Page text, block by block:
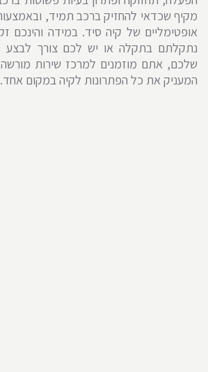
מקיף שכדאי להחזיק ברכב תמיד,
אופטימליים של קיה סיד. במידה והינכם
נתקלתם בתקלה או יש לכם צורך לבצע
שלכם, אתם מוזמנים למרכז שירות מורשה
המעניק את כל הפתרונות לקיה במקום אחד.